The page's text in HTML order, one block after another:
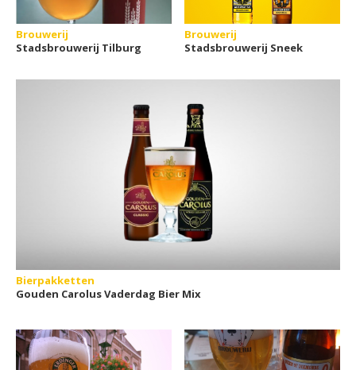
Brouwerij
Stadsbrouwerij Tilburg
Brouwerij
Stadsbrouwerij Sneek
Bierpakketten
Gouden Carolus Vaderdag Bier Mix